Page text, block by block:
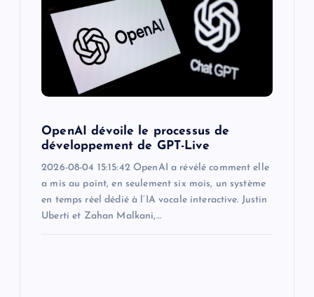
OpenAI dévoile le processus de
développement de GPT-Live
2026-08-04 15:15:42 OpenAI a révélé comment elle
a mis au point, en seulement six mois, un système
en temps réel dédié à l’IA vocale interactive. Justin
Uberti et Zahan Malkani,…